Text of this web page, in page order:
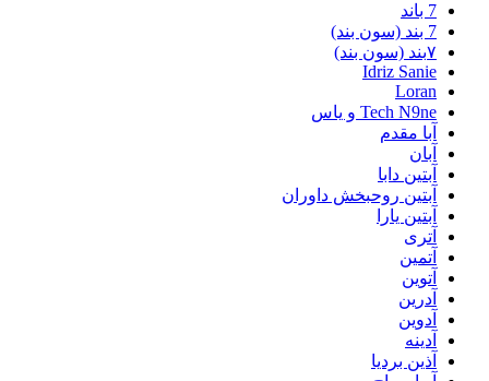
7 باند
7 بند (سون بند)
۷بند (سون بند)
Idriz Sanie
Loran
Tech N9ne و یاس
آبا مقدم
آبان
آبتین دابا
آبتین روحبخش داوران
آبتین یارا
آتری
آتمین
آتوین
آدرین
آدوین
آدینه
آذین بردیا